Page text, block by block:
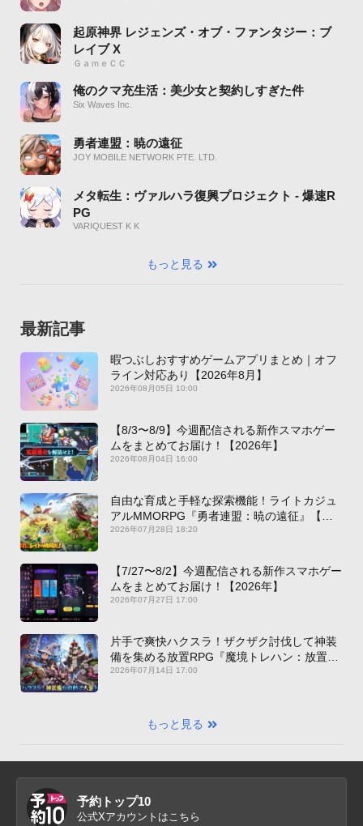
起原神界 レジェンズ・オブ・ファンタジー：ブ
レイブ X
ＧａｍｅＣＣ
俺のクマ充生活：美少女と契約しすぎた件
Six Waves Inc.
勇者連盟：暁の遠征
JOY MOBILE NETWORK PTE. LTD.
メタ転生：ヴァルハラ復興プロジェクト - 爆速R
PG
VARIQUEST K K
もっと見る
最新記事
暇つぶしおすすめゲームアプリまとめ｜オフ
ライン対応あり【2026年8月】
2026年08月05日 10:00
【8/3〜8/9】今週配信される新作スマホゲー
ムをまとめてお届け！【2026年】
2026年08月04日 16:00
自由な育成と手軽な探索機能！ライトカジュ
アルMMORPG『勇者連盟：暁の遠征』【最
新作PICKUP】
2026年07月28日 18:20
【7/27〜8/2】今週配信される新作スマホゲー
ムをまとめてお届け！【2026年】
2026年07月27日 17:00
片手で爽快ハクスラ！ザクザク討伐して神装
備を集める放置RPG『魔境トレハン：放置で
神装備』【最新作PICKUP】
2026年07月14日 17:00
もっと見る
予約トップ10
公式Xアカウントはこちら